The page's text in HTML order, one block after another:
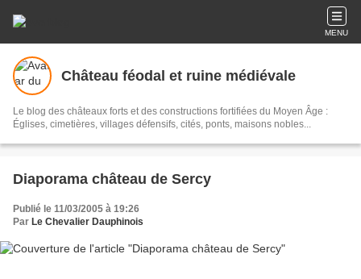
MENU
Château féodal et ruine médiévale
Le blog des châteaux forts et des constructions fortifiées du Moyen Âge :
Églises, cimetières, villages défensifs, cités, ponts, maisons nobles...
Diaporama château de Sercy
Publié le 11/03/2005 à 19:26
Par Le Chevalier Dauphinois